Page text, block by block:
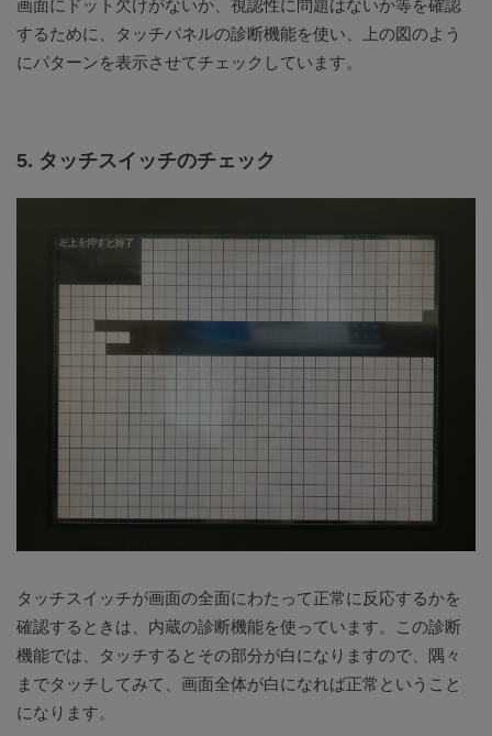
画面にドット欠けがないか、視認性に問題はないか等を確認
するために、タッチパネルの診断機能を使い、上の図のよう
にパターンを表示させてチェックしています。
5. タッチスイッチのチェック
タッチスイッチが画面の全面にわたって正常に反応するかを
確認するときは、内蔵の診断機能を使っています。この診断
機能では、タッチするとその部分が白になりますので、隅々
までタッチしてみて、画面全体が白になれば正常ということ
になります。